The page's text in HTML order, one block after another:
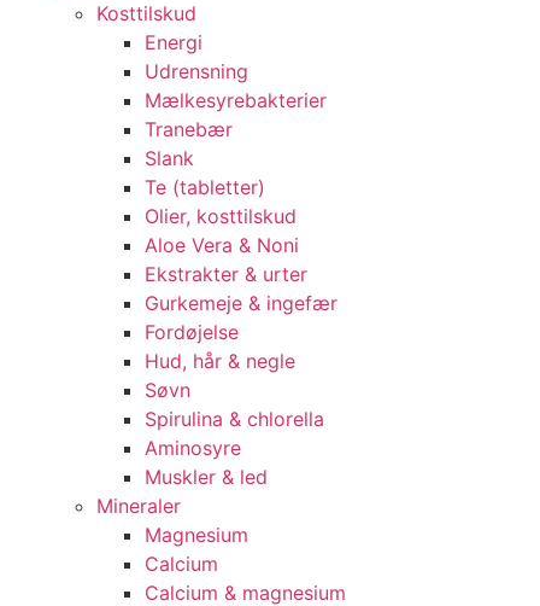
Kosttilskud
Energi
Udrensning
Mælkesyrebakterier
Tranebær
Slank
Te (tabletter)
Olier, kosttilskud
Aloe Vera & Noni
Ekstrakter & urter
Gurkemeje & ingefær
Fordøjelse
Hud, hår & negle
Søvn
Spirulina & chlorella
Aminosyre
Muskler & led
Mineraler
Magnesium
Calcium
Calcium & magnesium